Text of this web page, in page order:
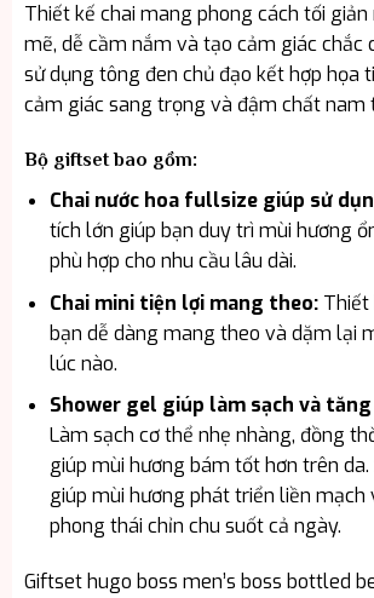
Thiết kế chai mang phong cách tối
mẽ, dễ cầm nắm và tạo cảm giác chắc
sử dụng tông đen chủ đạo kết hợp họa
cảm giác sang trọng và đậm chất nam
Bộ giftset bao gồm:
Chai nước hoa fullsize giúp sử
tích lớn giúp bạn duy trì mùi hương
phù hợp cho nhu cầu lâu dài.
Chai mini tiện lợi mang theo:Thiết
bạn dễ dàng mang theo và dặm lại
lúc nào.
Shower gel giúp làm sạch và tăng
Làm sạch cơ thể nhẹ nhàng, đồng
giúp mùi hương bám tốt hơn trên da.
giúp mùi hương phát triển liền mạch
phong thái chỉn chu suốt cả ngày.
Giftset hugo boss men’s boss bottled